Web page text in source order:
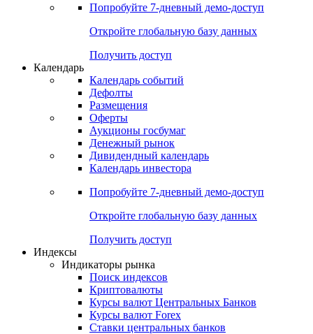
Попробуйте 7-дневный демо-доступ
Откройте глобальную базу данных
Получить доступ
Календарь
Календарь событий
Дефолты
Размещения
Оферты
Аукционы госбумаг
Денежный рынок
Дивидендный календарь
Календарь инвестора
Попробуйте 7-дневный демо-доступ
Откройте глобальную базу данных
Получить доступ
Индексы
Индикаторы рынка
Поиск индексов
Криптовалюты
Курсы валют Центральных Банков
Курсы валют Forex
Ставки центральных банков